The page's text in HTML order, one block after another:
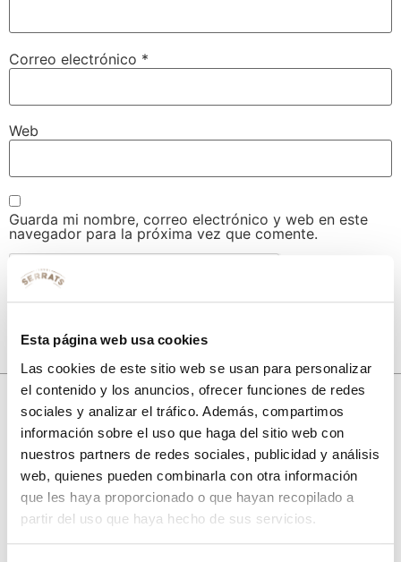
Esta página web usa cookies
Las cookies de este sitio web se usan para personalizar
el contenido y los anuncios, ofrecer funciones de redes
sociales y analizar el tráfico. Además, compartimos
información sobre el uso que haga del sitio web con
nuestros partners de redes sociales, publicidad y análisis
web, quienes pueden combinarla con otra información
que les haya proporcionado o que hayan recopilado a
partir del uso que haya hecho de sus servicios.
Correo electrónico *
Web
Guarda mi nombre, correo electrónico y web en este
navegador para la próxima vez que comente.
10% de descuento
con tu primera compra.